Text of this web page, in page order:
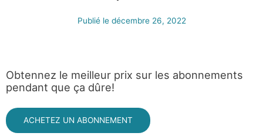
Publié le décembre 26, 2022
Obtennez le meilleur prix sur les abonnements
pendant que ça dûre!
ACHETEZ UN ABONNEMENT